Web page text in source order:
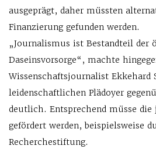
ausgeprägt, daher müssten
Finanzierung gefunden werden.
„Journalismus ist Bestandteil der
Daseinsvorsorge“, machte
Wissenschaftsjournalist Ekkehard
leidenschaftlichen Plädoyer
deutlich. Entsprechend müsse
gefördert werden, beispielsweise
Recherchestiftung.